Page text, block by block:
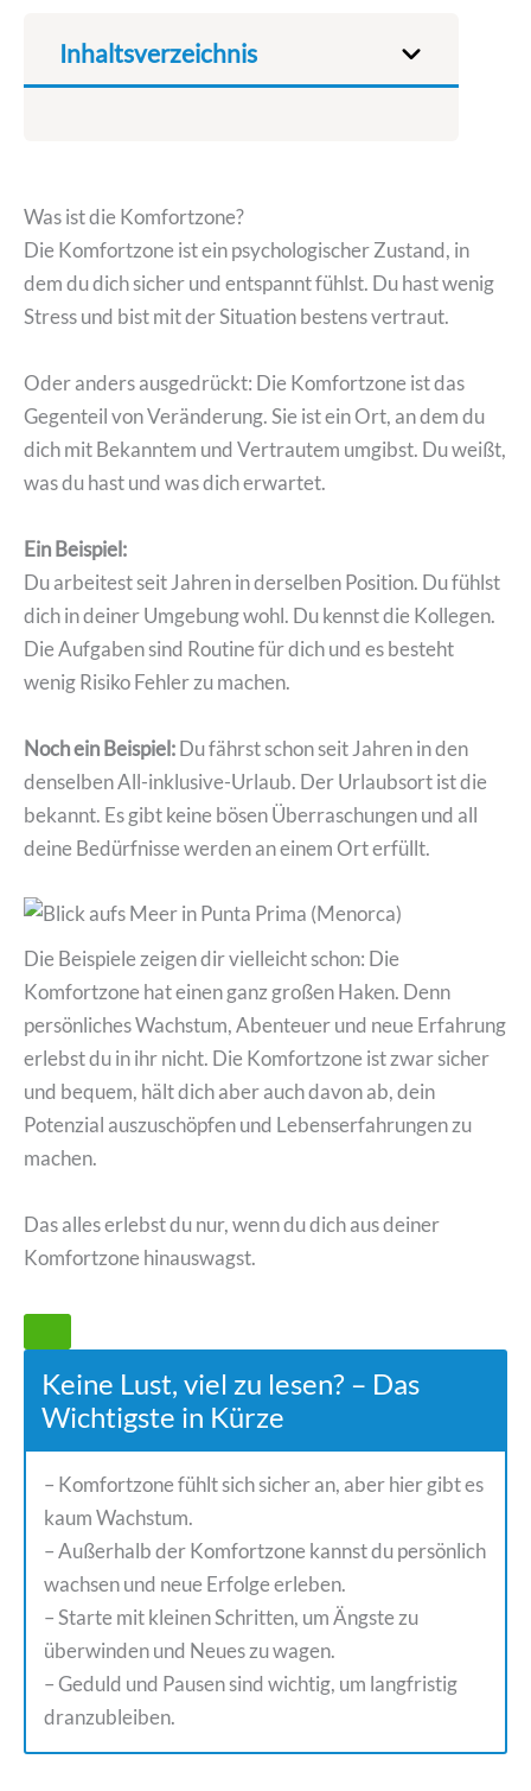
Inhaltsverzeichnis
Was ist die Komfortzone?
Die Komfortzone ist ein psychologischer Zustand, in
dem du dich sicher und entspannt fühlst. Du hast wenig
Stress und bist mit der Situation bestens vertraut.
Oder anders ausgedrückt: Die Komfortzone ist das
Gegenteil von Veränderung. Sie ist ein Ort, an dem du
dich mit Bekanntem und Vertrautem umgibst. Du weißt,
was du hast und was dich erwartet.
Ein Beispiel:
Du arbeitest seit Jahren in derselben Position. Du fühlst
dich in deiner Umgebung wohl. Du kennst die Kollegen.
Die Aufgaben sind Routine für dich und es besteht
wenig Risiko Fehler zu machen.
Noch ein Beispiel:Du fährst schon seit Jahren in den
denselben All-inklusive-Urlaub. Der Urlaubsort ist die
bekannt. Es gibt keine bösen Überraschungen und all
deine Bedürfnisse werden an einem Ort erfüllt.
Die Beispiele zeigen dir vielleicht schon: Die
Komfortzone hat einen ganz großen Haken. Denn
persönliches Wachstum, Abenteuer und neue Erfahrung
erlebst du in ihr nicht. Die Komfortzone ist zwar sicher
und bequem, hält dich aber auch davon ab, dein
Potenzial auszuschöpfen und Lebenserfahrungen zu
machen.
Das alles erlebst du nur, wenn du dich aus deiner
Komfortzone hinauswagst.
Keine Lust, viel zu lesen? – Das
Wichtigste in Kürze
– Komfortzone fühlt sich sicher an, aber hier gibt es
kaum Wachstum.
– Außerhalb der Komfortzone kannst du persönlich
wachsen und neue Erfolge erleben.
– Starte mit kleinen Schritten, um Ängste zu
überwinden und Neues zu wagen.
– Geduld und Pausen sind wichtig, um langfristig
dranzubleiben.